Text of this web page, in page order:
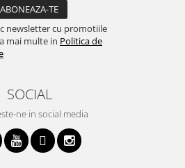
newsletter cu promotiile
mai multe in Politica de
SOCIAL
ne in social media